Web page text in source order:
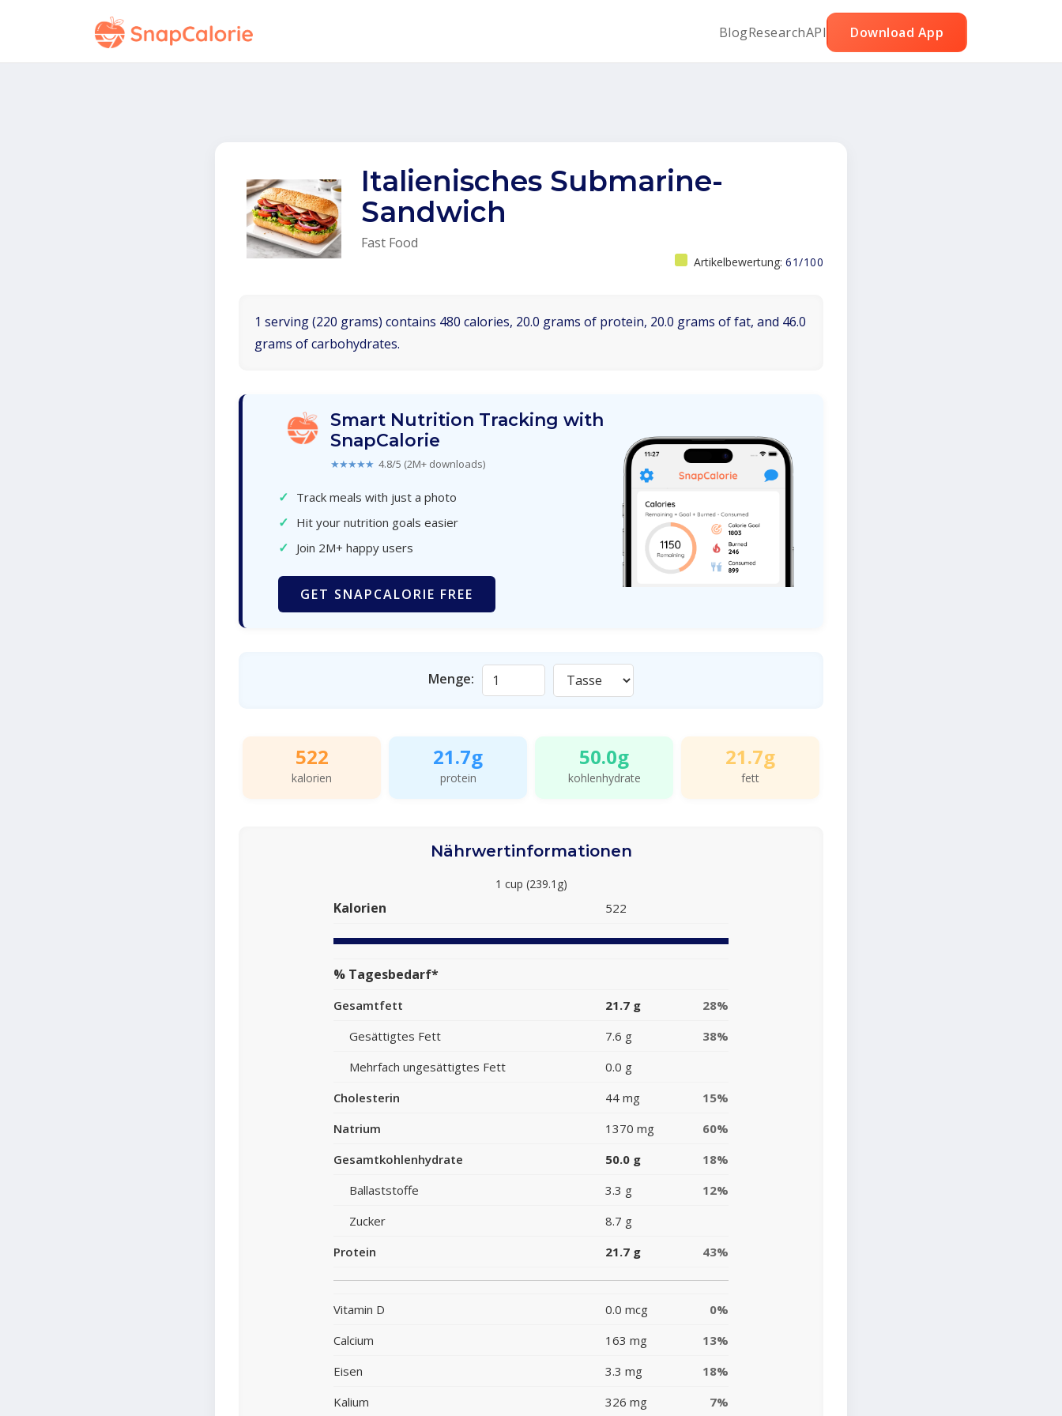
BlogResearchAPI Download App
Italienisches Submarine-
Sandwich
Fast Food
Artikelbewertung: 61/100
1 serving (220 grams) contains 480 calories, 20.0 grams of protein, 20.0 grams of fat, and 46.0
grams of carbohydrates.
Smart Nutrition Tracking with
SnapCalorie
★★★★★ 4.8/5 (2M+ downloads)
✓ Track meals with just a photo
✓ Hit your nutrition goals easier
✓ Join 2M+ happy users
GET SNAPCALORIE FREE
Menge:
522
kalorien
21.7g
protein
50.0g
kohlenhydrate
21.7g
fett
Nährwertinformationen
1 cup (239.1g)
Kalorien 522
% Tagesbedarf*
Gesamtfett 21.7 g
28%
Gesättigtes Fett
7.6 g
38%
Mehrfach ungesättigtes Fett
0.0 g
Cholesterin
44 mg
15%
Natrium
1370 mg
60%
Gesamtkohlenhydrate
50.0 g
18%
Ballaststoffe
3.3 g
12%
Zucker
8.7 g
Protein
21.7 g 43%
Vitamin D 0.0 mcg
0%
Calcium
163 mg
13%
Eisen
3.3 mg
18%
Kalium
326 mg 7%